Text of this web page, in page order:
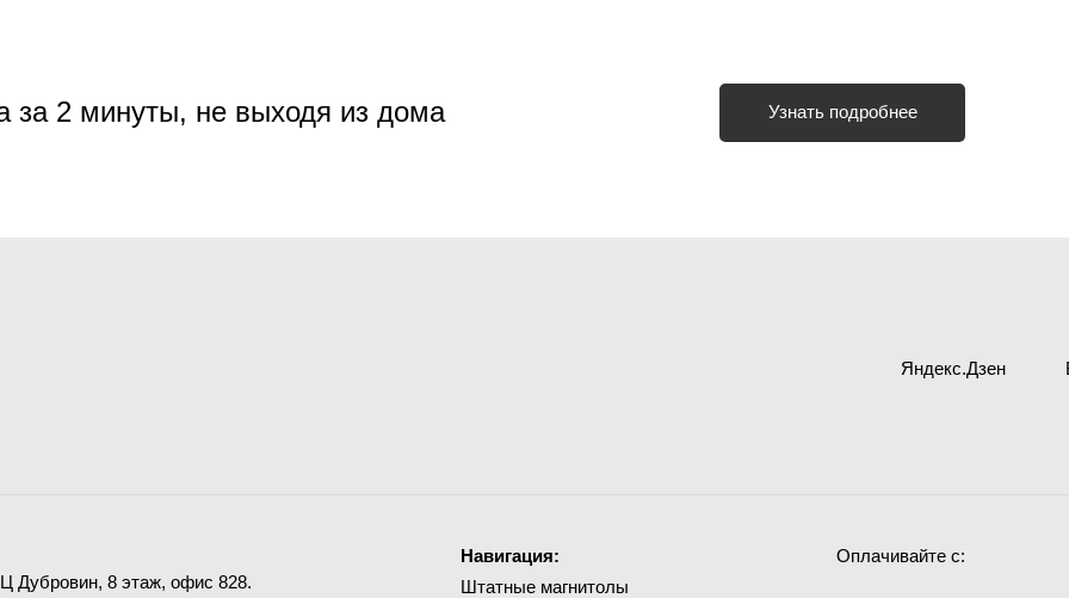
за 2 минуты, не выходя из дома Узнать подробнее
Яндекс.Дзен
Дубровин, 8 этаж, офис 828.
Навигация:
Штатные магнитолы
Оплачивайте с: